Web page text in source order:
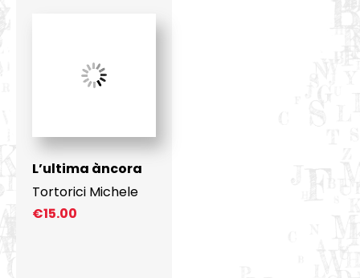
L’ultima àncora
Tortorici Michele
€15.00